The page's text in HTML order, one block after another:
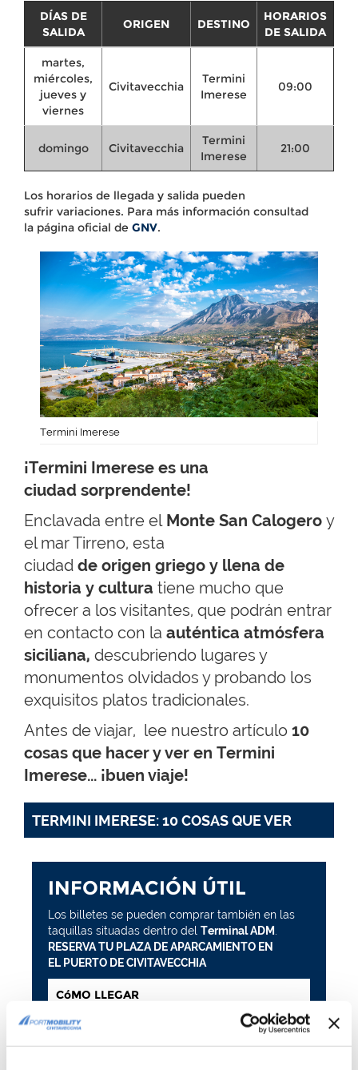
DÍAS DE
SALIDA
ORIGEN DESTINO
HORARIOS
DE SALIDA
martes,
miércoles,
jueves y
viernes
Civitavecchia
Termini
Imerese
09:00
domingo Civitavecchia
Termini
Imerese
21:00
Los horarios de llegada y salida pueden
sufrir variaciones. Para más información consultad
la página oficial de GNV.
Termini Imerese
¡Termini Imerese es una
ciudad sorprendente!
Enclavada entre el Monte San Calogero y
el mar Tirreno, esta
ciudad de origen griego y llena de
historia y cultura tiene mucho que
ofrecer a los visitantes, que podrán entrar
en contacto con la auténtica atmósfera
siciliana, descubriendo lugares y
monumentos olvidados y probando los
exquisitos platos tradicionales.
Antes de viajar, lee nuestro artículo 10
cosas que hacer y ver en Termini
Imerese... ¡buen viaje!
TERMINI IMERESE: 10 COSAS QUE VER
INFORMACIÓN ÚTIL
Los billetes se pueden comprar también en las
taquillas situadas dentro del Terminal ADM
RESERVA TU PLAZA DE APARCAMIENTO EN
EL PUERTO DE CIVITAVECCHIA
CóMO LLEGAR
Cómo llegar al puerto de Civitavecchia
Descarga el mapa del puerto con todos los